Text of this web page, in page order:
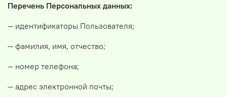
Перечень Персональных данных:
— идентификаторы Пользователя;
— фамилия, имя, отчество;
— номер телефона;
— адрес электронной почты;